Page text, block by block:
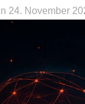
24. November